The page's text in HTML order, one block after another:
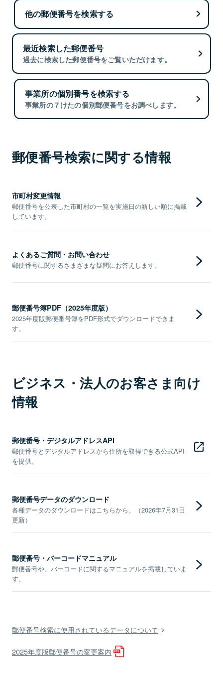
他の郵便番号を検索する
最近検索した郵便番号
過去に検索した郵便番号をご覧いただけます。
事業所の個別番号を検索する
事業所の７けたの個別郵便番号をお調べします。
郵便番号検索に関する情報
市町村変更情報
郵便番号を公表した市町村の一覧を実施日の新しい順に掲載
しています。
よくあるご質問・お問い合わせ
郵便番号に関するさまざまな疑問にお答えします。
郵便番号簿PDF（2025年度版）
2025年度版郵便番号簿をPDF形式でダウンロードできま
す。
ビジネス・法人のお客さま向け
情報
郵便番号・デジタルアドレスAPI
郵便番号とデジタルアドレスから住所を取得できる公式API
を提供。
郵便番号データのダウンロード
各種データのダウンロードはこちらから。（2026年7月31日
更新）
郵便番号・バーコードマニュアル
郵便番号や、バーコードに関するマニュアルを掲載していま
す。
郵便番号検索に使用されているデータについて
2025年度版郵便番号の変更案内